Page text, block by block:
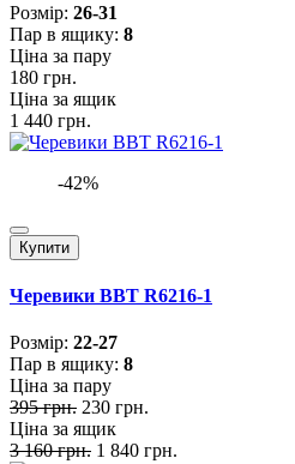
Розмiр: 26-31
Пар в ящику: 8
Ціна за пару
180 грн.
Ціна за ящик
1 440 грн.
-42%
Купити
Черевики BBT R6216-1
Розмiр: 22-27
Пар в ящику: 8
Ціна за пару
395 грн. 230 грн.
Ціна за ящик
3 160 грн. 1 840 грн.